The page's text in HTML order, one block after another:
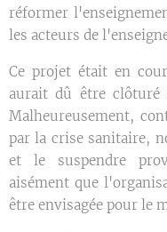
réformer
les acteurs de
Ce projet était en
aurait dû être clôturé
Malheureusement,
par la crise sanitaire,
et le suspendre
aisément que
être envisagée pour le